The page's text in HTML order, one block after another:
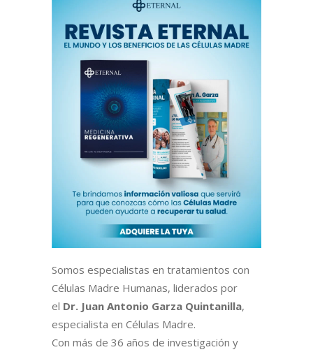
Somos especialistas en tratamientos con
Células Madre Humanas, liderados por
el Dr. Juan Antonio Garza Quintanilla,
especialista en Células Madre.
Con más de 36 años de investigación y